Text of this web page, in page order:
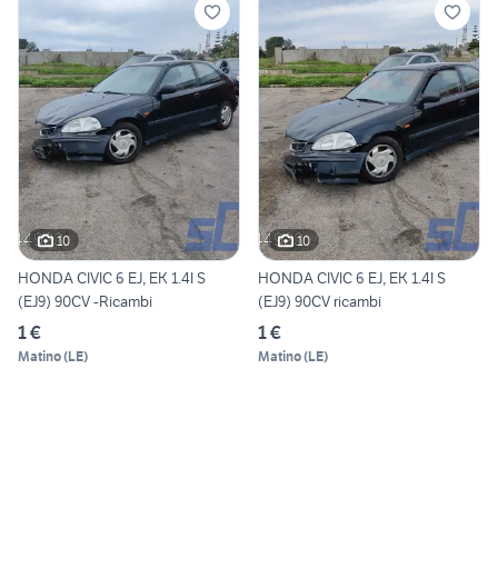
10
HONDA CIVIC 6 EJ, EK 1.4I S
(EJ9) 90CV -Ricambi
1 €
Matino(LE)
10
HONDA CIVIC 6 EJ, EK 1.4I S
(EJ9) 90CV ricambi
1 €
Matino(LE)